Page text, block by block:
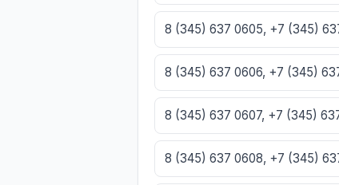
8 (345) 637 0605, +7 (345)
8 (345) 637 0606, +7 (345)
8 (345) 637 0607, +7 (345)
8 (345) 637 0608, +7 (345)